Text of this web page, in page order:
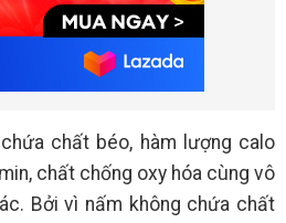
chất béo, hàm lượng calo
chất chống oxy hóa cùng vô
Bởi vì nấm không chứa chất